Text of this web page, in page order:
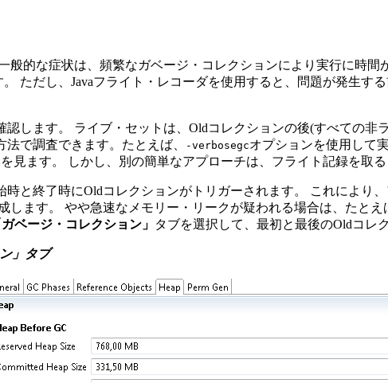
般的な症状は、頻繁なガベージ・コレクションにより実行に時間
ただし、Javaフライト・レコーダを使用すると、問題が発生す
します。
ライブ・セットは、Oldコレクションの後(すべての非
で調査できます。たとえば、 -verbosegcオプションを使用して
を見ます。 しかし、別の簡単なアプローチは、フライト記録を取る
と終了時にOldコレクションがトリガーされます。
これにより
します。
やや急速なメモリー・リークが疑われる場合は、たと
ガベージ・コレクション」 タブを選択して、最初と最後のOldコレ
」タブ